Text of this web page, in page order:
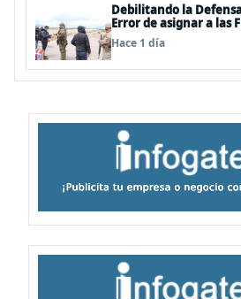
Debilitando la
Error de asignar a las
policiales
Hace 1 día